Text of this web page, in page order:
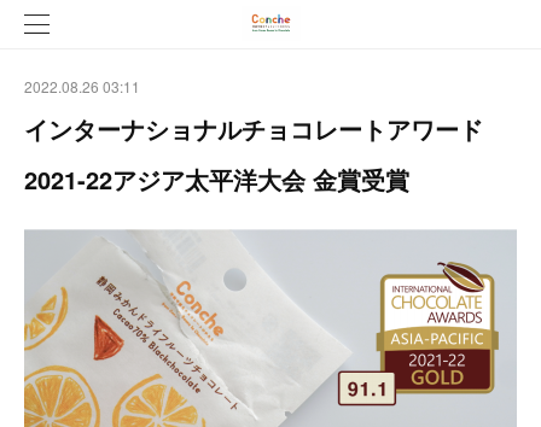
2022.08.26 03:11
インターナショナルチョコレートアワード
2021-22アジア太平洋大会 金賞受賞